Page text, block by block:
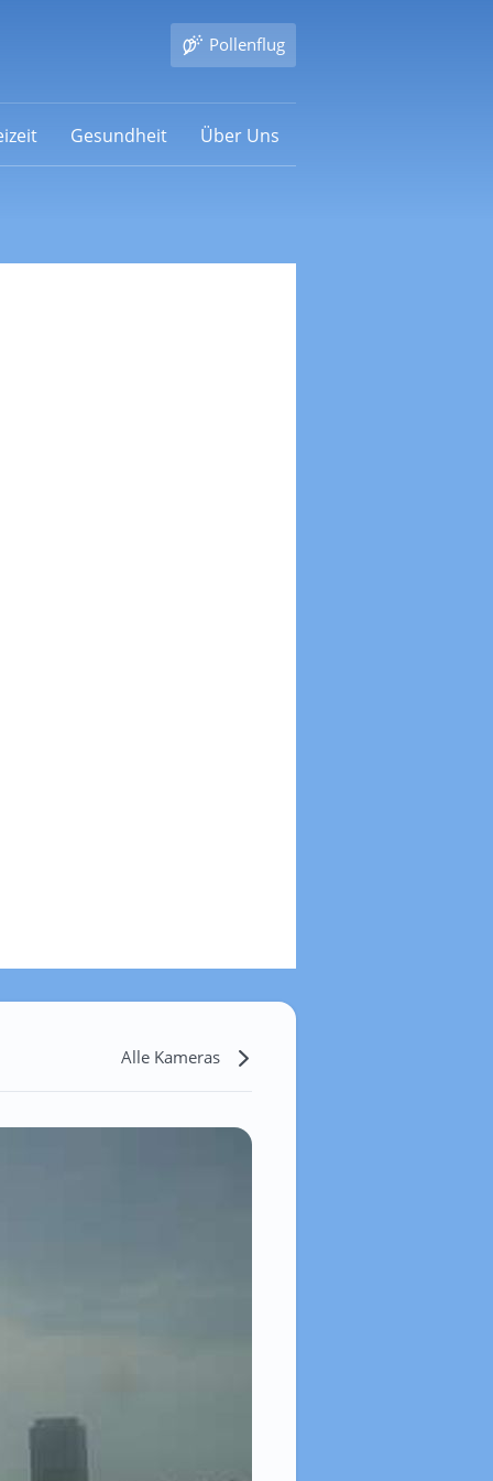
Pollenflug
Gesundheit Über Uns
Alle Kameras